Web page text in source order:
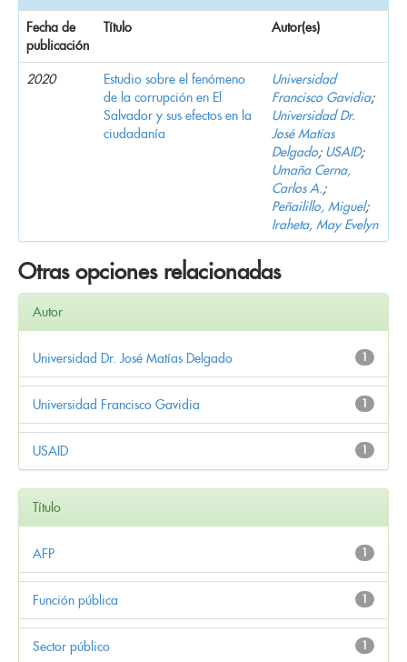
Fecha de
publicación
Título Autor(es)
2020
Estudio sobre el fenómeno
de la corrupción en El
Salvador y sus efectos en la
ciudadanía
Universidad
Francisco Gavidia;
Universidad Dr.
José Matías
Delgado; USAID;
Umaña Cerna,
Carlos A.;
Peñailillo, Miguel;
Iraheta, May Evelyn
Otras opciones relacionadas
Autor
1
Universidad Dr. José Matías Delgado
1
Universidad Francisco Gavidia
1
USAID
Título
1
AFP
1
Función pública
1
Sector público